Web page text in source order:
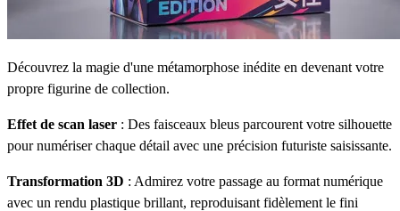
Découvrez la magie d'une métamorphose inédite en devenant votre
propre figurine de collection.
Effet de scan laser : Des faisceaux bleus parcourent votre silhouette
pour numériser chaque détail avec une précision futuriste saisissante.
Transformation 3D : Admirez votre passage au format numérique
avec un rendu plastique brillant, reproduisant fidèlement le fini